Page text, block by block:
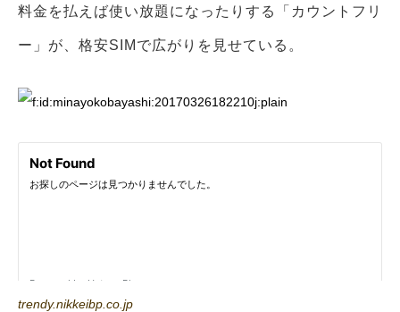
料金を払えば使い放題になったりする「カウントフリ
ー」が、格安SIMで広がりを見せている。
trendy.nikkeibp.co.jp